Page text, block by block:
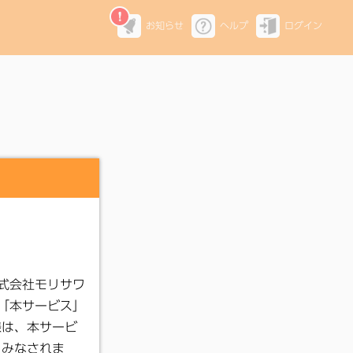
お知らせ ヘルプ ログイン